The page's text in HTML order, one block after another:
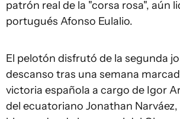
patrón real de la "corsa rosa", aún
portugués Afonso Eulalio.
El pelotón disfrutó de la segunda
descanso tras una semana
victoria española a cargo de Igor
del ecuatoriano Jonathan